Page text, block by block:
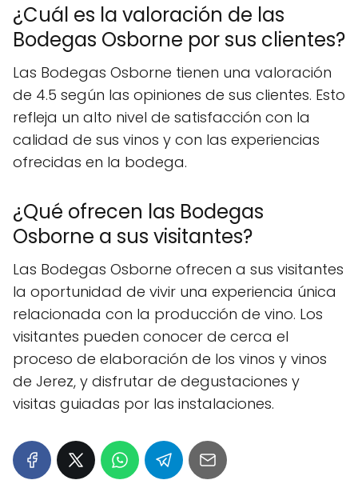
¿Cuál es la valoración de las
Bodegas Osborne por sus clientes?
Las Bodegas Osborne tienen una valoración
de 4.5 según las opiniones de sus clientes. Esto
refleja un alto nivel de satisfacción con la
calidad de sus vinos y con las experiencias
ofrecidas en la bodega.
¿Qué ofrecen las Bodegas
Osborne a sus visitantes?
Las Bodegas Osborne ofrecen a sus visitantes
la oportunidad de vivir una experiencia única
relacionada con la producción de vino. Los
visitantes pueden conocer de cerca el
proceso de elaboración de los vinos y vinos
de Jerez, y disfrutar de degustaciones y
visitas guiadas por las instalaciones.